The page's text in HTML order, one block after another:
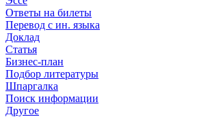
Ответы на билеты
Перевод с ин. языка
Доклад
Статья
Бизнес-план
Подбор литературы
Шпаргалка
Поиск информации
Другое